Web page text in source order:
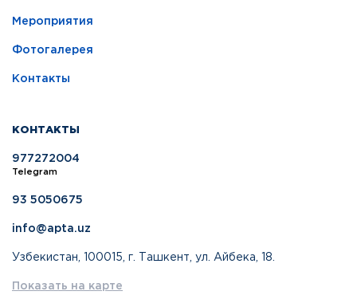
Мероприятия
Фотогалерея
Контакты
КОНТАКТЫ
977272004
Telegram
93 5050675
info@apta.uz
Узбекистан, 100015, г. Ташкент, ул. Айбека, 18.
Показать на карте